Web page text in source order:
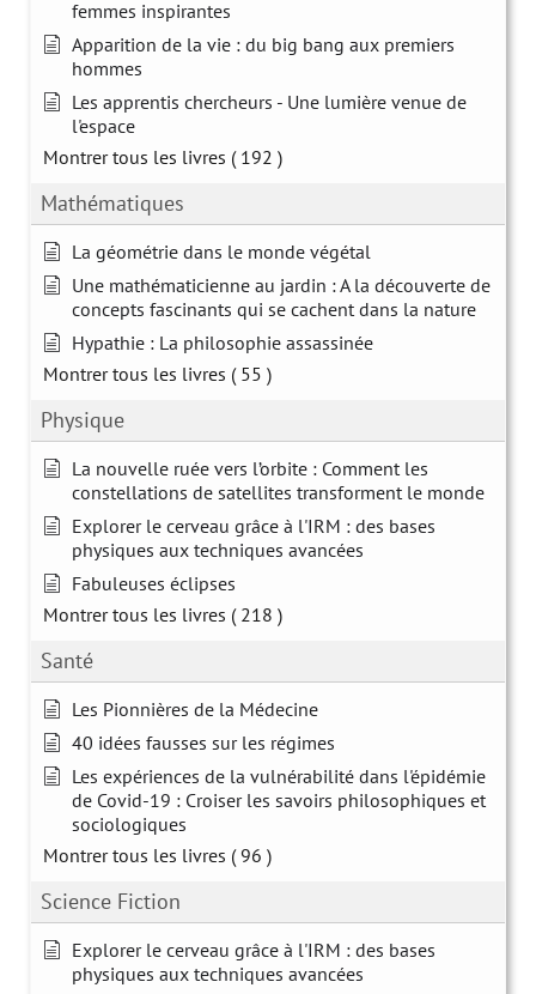
femmes inspirantes
Apparition de la vie : du big bang aux premiers
hommes
Les apprentis chercheurs - Une lumière venue de
l'espace
Montrer tous les livres ( 192 )
Mathématiques
La géométrie dans le monde végétal
Une mathématicienne au jardin : A la découverte de
concepts fascinants qui se cachent dans la nature
Hypathie : La philosophie assassinée
Montrer tous les livres ( 55 )
Physique
La nouvelle ruée vers l’orbite : Comment les
constellations de satellites transforment le monde
Explorer le cerveau grâce à l'IRM : des bases
physiques aux techniques avancées
Fabuleuses éclipses
Montrer tous les livres ( 218 )
Santé
Les Pionnières de la Médecine
40 idées fausses sur les régimes
Les expériences de la vulnérabilité dans l'épidémie
de Covid-19 : Croiser les savoirs philosophiques et
sociologiques
Montrer tous les livres ( 96 )
Science Fiction
Explorer le cerveau grâce à l'IRM : des bases
physiques aux techniques avancées